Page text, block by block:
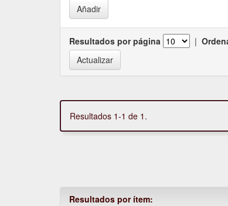
Resultados por página |
Resultados 1-1 de 1.
Resultados por ítem: